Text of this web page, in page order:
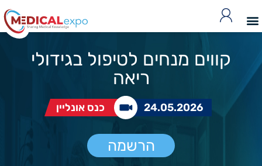
קווים מנחים לטיפול בגידולי
ריאה
24.05.2026 כנס אונליין
הרשמה